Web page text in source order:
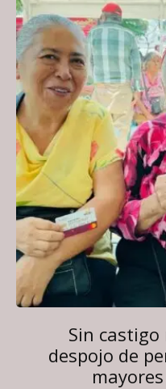
Sin
despojo de